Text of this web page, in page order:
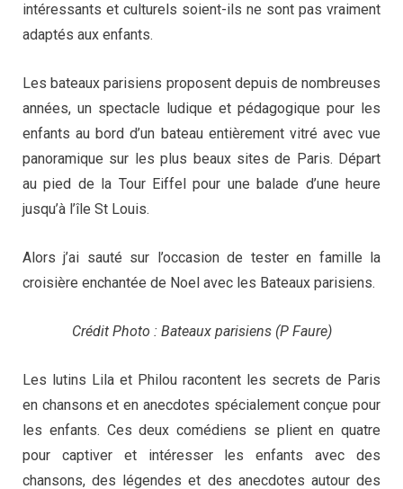
intéressants et culturels soient-ils ne sont pas vraiment
adaptés aux enfants.
Les bateaux parisiens proposent depuis de nombreuses
années, un spectacle ludique et pédagogique pour les
enfants au bord d’un bateau entièrement vitré avec vue
panoramique sur les plus beaux sites de Paris. Départ
au pied de la Tour Eiffel pour une balade d’une heure
jusqu’à l’île St Louis.
Alors j’ai sauté sur l’occasion de tester en famille la
croisière enchantée de Noel avec les Bateaux parisiens.
Crédit Photo : Bateaux parisiens (P Faure)
Les lutins Lila et Philou racontent les secrets de Paris
en chansons et en anecdotes spécialement conçue pour
les enfants. Ces deux comédiens se plient en quatre
pour captiver et intéresser les enfants avec des
chansons, des légendes et des anecdotes autour des